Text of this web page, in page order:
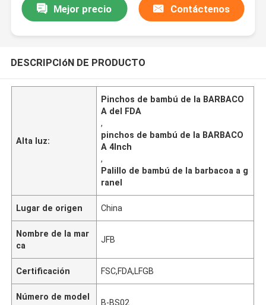
Mejor precio Contáctenos
DESCRIPCIóN DE PRODUCTO
Alta luz:
Pinchos de bambú de la BARBACO
A del FDA
,
pinchos de bambú de la BARBACO
A 4Inch
,
Palillo de bambú de la barbacoa a g
ranel
Lugar de origen China
Nombre de la mar
ca
JFB
Certificación FSC,FDA,LFGB
Número de model
B-BS02